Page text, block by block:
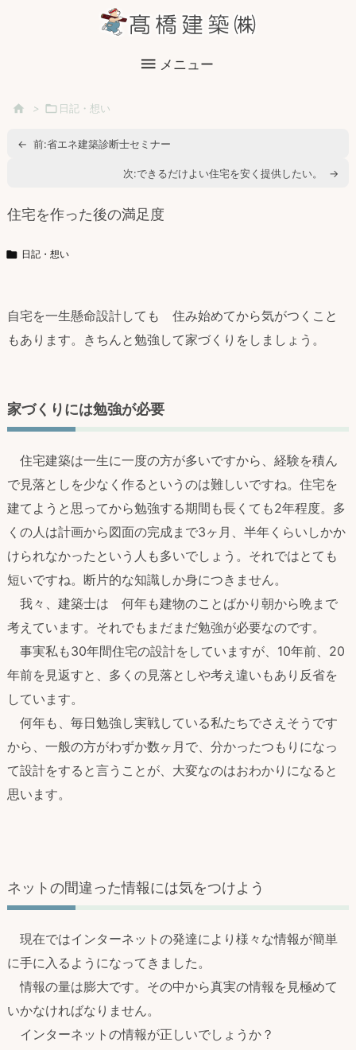
メニュー
 >  日記・想い
← 前:省エネ建築診断士セミナー
次:できるだけよい住宅を安く提供したい。 →
住宅を作った後の満足度
 日記・想い
自宅を一生懸命設計しても 住み始めてから気がつくこと
もあります。きちんと勉強して家づくりをしましょう。
家づくりには勉強が必要
住宅建築は一生に一度の方が多いですから、経験を積ん
で見落としを少なく作るというのは難しいですね。住宅を
建てようと思ってから勉強する期間も長くても2年程度。多
くの人は計画から図面の完成まで3ヶ月、半年くらいしかか
けられなかったという人も多いでしょう。それではとても
短いですね。断片的な知識しか身につきません。
我々、建築士は 何年も建物のことばかり朝から晩まで
考えています。それでもまだまだ勉強が必要なのです。
事実私も30年間住宅の設計をしていますが、10年前、20
年前を見返すと、多くの見落としや考え違いもあり反省を
しています。
何年も、毎日勉強し実戦している私たちでさえそうです
から、一般の方がわずか数ヶ月で、分かったつもりになっ
て設計をすると言うことが、大変なのはおわかりになると
思います。
ネットの間違った情報には気をつけよう
現在ではインターネットの発達により様々な情報が簡単
に手に入るようになってきました。
情報の量は膨大です。その中から真実の情報を見極めて
いかなければなりません。
インターネットの情報が正しいでしょうか？